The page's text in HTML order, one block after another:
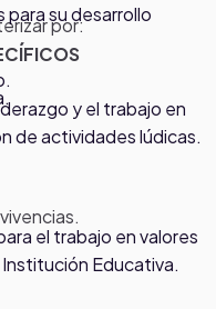
y el trabajo en
de actividades lúdicas.
el trabajo en valores
Institución Educativa.
por:
para su desarrollo
.